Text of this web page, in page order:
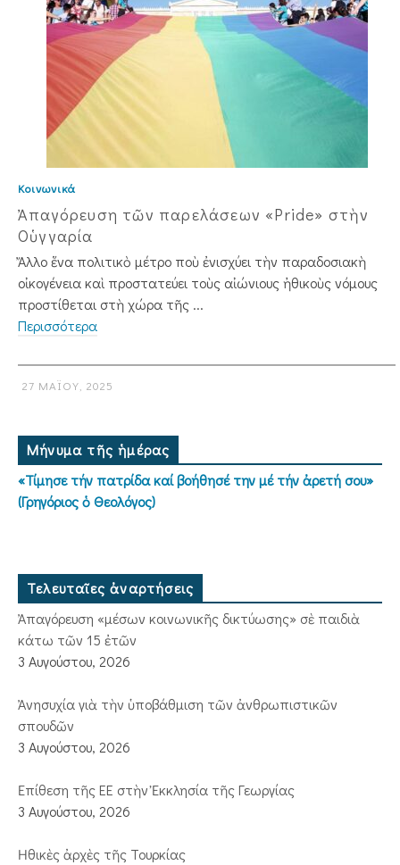
Κοινωνικά
Ἀπαγόρευση τῶν παρελάσεων «Pride» στὴν
Οὑγγαρία
Ἄλλο ἕνα πολιτικὸ μέτρο ποὺ ἐνισχύει τὴν παραδοσιακὴ
οἰκογένεια καὶ προστατεύει τοὺς αἰώνιους ἠθικοὺς νόμους
προστίθεται στὴ χώρα τῆς ...
Περισσότερα
27 ΜΑΪ́ΟΥ, 2025
Μήνυμα τῆς ἡμέρας
«Τίμησε τήν πατρίδα καί βοήθησέ την μέ τήν ἀρετή σου»
(Γρηγόριος ὁ Θεολόγος)
Τελευταῖες ἀναρτήσεις
Ἀπαγόρευση «μέσων κοινωνικῆς δικτύωσης» σὲ παιδιὰ
κάτω τῶν 15 ἐτῶν
3 Αυγούστου, 2026
Ἀνησυχία γιὰ τὴν ὑποβάθμιση τῶν ἀνθρωπιστικῶν
σπουδῶν
3 Αυγούστου, 2026
Ἐπίθεση τῆς ΕΕ στὴν Ἐκκλησία τῆς Γεωργίας
3 Αυγούστου, 2026
Ἠθικὲς ἀρχὲς τῆς Τουρκίας